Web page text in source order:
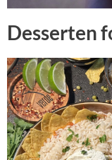
Desserten